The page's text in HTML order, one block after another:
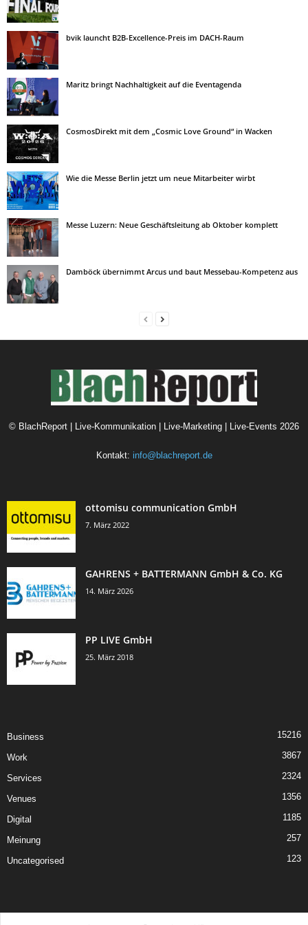
bvik launcht B2B-Excellence-Preis im DACH-Raum
Maritz bringt Nachhaltigkeit auf die Eventagenda
CosmosDirekt mit dem „Cosmic Love Ground“ in Wacken
Wie die Messe Berlin jetzt um neue Mitarbeiter wirbt
Messe Luzern: Neue Geschäftsleitung ab Oktober komplett
Damböck übernimmt Arcus und baut Messebau-Kompetenz aus
© BlachReport | Live-Kommunikation | Live-Marketing | Live-Events 2026
Kontakt: info@blachreport.de
ottomisu communication GmbH
7. März 2022
GAHRENS + BATTERMANN GmbH & Co. KG
14. März 2026
PP LIVE GmbH
25. März 2018
Business 15216
Work 3867
Services 2324
Venues 1356
Digital 1185
Meinung 257
Uncategorised 123